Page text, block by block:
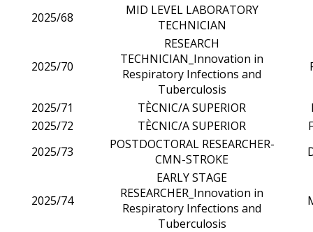
2025/68
MID LEVEL LABORATORY
TECHNICIAN
2025/70
RESEARCH
TECHNICIAN_Innovation in
Respiratory Infections and
Tuberculosis
2025/71 TÈCNIC/A SUPERIOR
2025/72
TÈCNIC/A SUPERIOR
2025/73
POSTDOCTORAL RESEARCHER-
CMN-STROKE
2025/74
EARLY STAGE
RESEARCHER_Innovation in
Respiratory Infections and
Tuberculosis